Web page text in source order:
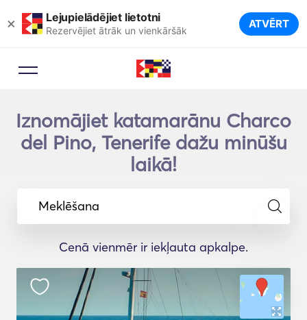
× Lejupielādējiet lietotni
Rezervējiet ātrāk un vienkāršāk ATVĒRT
Iznomājiet katamarānu Charco
del Pino, Tenerife dažu minūšu
laikā!
Meklēšana
Cenā vienmēr ir iekļauta apkalpe.